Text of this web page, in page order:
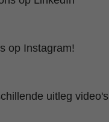
op Instagram!
uitleg video's